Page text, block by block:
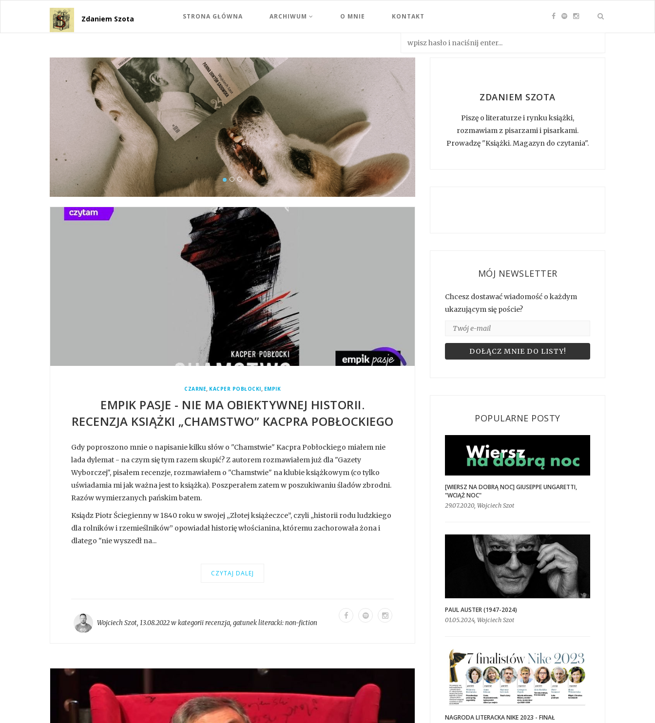
Zdaniem Szota STRONA GŁÓWNA ARCHIWUM O MNIE KONTAKT
CZARNE, KACPER POBŁOCKI, EMPIK
EMPIK PASJE - NIE MA OBIEKTYWNEJ HISTORII.
RECENZJA KSIĄŻKI „CHAMSTWO” KACPRA POBŁOCKIEGO
Gdy poproszono mnie o napisanie kilku słów o "Chamstwie" Kacpra Pobłockiego miałem nie
lada dylemat - na czym się tym razem skupić? Z autorem rozmawiałem już dla "Gazety
Wyborczej", pisałem recenzje, rozmawiałem o "Chamstwie" na klubie książkowym (co tylko
uświadamia mi jak ważna jest to książka). Poszperałem zatem w poszukiwaniu śladów zbrodni.
Razów wymierzanych pańskim batem.
Ksiądz Piotr Ściegienny w 1840 roku w swojej „Złotej książeczce”, czyli „historii rodu ludzkiego
dla rolników i rzemieślników” opowiadał historię włościanina, któremu zachorowała żona i
dlatego "nie wyszedł na...
CZYTAJ DALEJ
Wojciech Szot, 13.08.2022 w kategoriirecenzja, gatunek literacki:non-fiction
ZDANIEM SZOTA
Piszę o literaturze i rynku książki,
rozmawiam z pisarzami i pisarkami.
Prowadzę "Książki. Magazyn do czytania".
MÓJ NEWSLETTER
Chcesz dostawać wiadomość o każdym
ukazującym się poście?
POPULARNE POSTY
[WIERSZ NA DOBRĄ NOC] GIUSEPPE UNGARETTI,
"WCIĄŻ NOC"
29.07.2020, Wojciech Szot
PAUL AUSTER (1947-2024)
01.05.2024, Wojciech Szot
NAGRODA LITERACKA NIKE 2023 - FINAŁ